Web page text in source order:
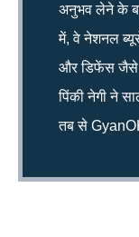
अनुभव लेने के
में, वे नेशनल
और डिफेंस जैसे
पिंकी नेगी ने
तब से